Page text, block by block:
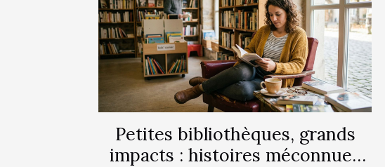
Petites bibliothèques, grands
impacts : histoires méconnues